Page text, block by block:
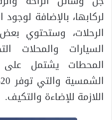
لركابها، بالإضافة
الرحلات، وستحتوي
السيارات والمحلات
المحطات يشتمل على
اللازمة للإضاءة والتكيف.